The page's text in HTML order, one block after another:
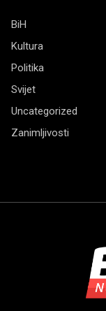
BiH
Kultura
Politika
Svijet
Uncategorized
Zanimljivosti